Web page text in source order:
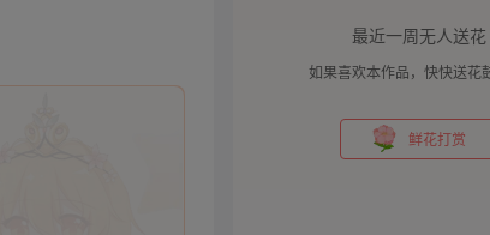
最近一周无人送花
如果喜欢本作品，快快送花
鲜花打赏